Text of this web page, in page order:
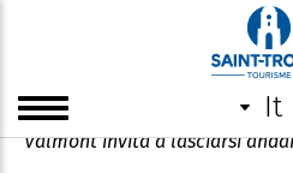
it
Spa
Con una superficie di oltre
Valmont invita a lasciarsi